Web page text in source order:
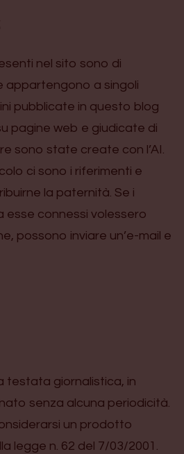
nel sito sono di
appartengono a singoli
pubblicate in questo blog
pagine web e giudicate di
sono state create con l’AI.
ci sono i riferimenti e
la paternità. Se i
esse connessi volessero
possono inviare un’e-mail e
testata giornalistica, in
senza alcuna periodicità.
un prodotto
legge n. 62 del 7/03/2001.